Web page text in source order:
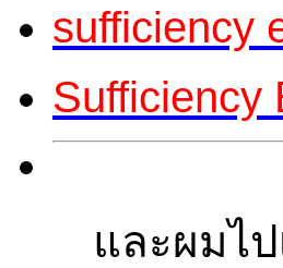
sufficiency
Sufficiency
และผมไปเ